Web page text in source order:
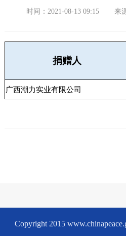
时间：2021-08-13 09:15 来
捐赠人
广西潮力实业有限公司
Copyright 2015